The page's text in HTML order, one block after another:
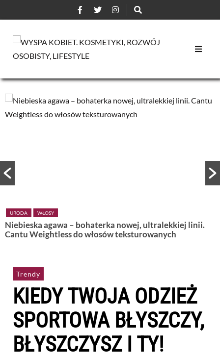
URODA WŁOSY
Niebieska agawa – bohaterka nowej, ultralekkiej linii.
Cantu Weightless do włosów teksturowanych
Trendy
KIEDY TWOJA ODZIEŻ
SPORTOWA BŁYSZCZY,
BŁYSZCZYSZ I TY!